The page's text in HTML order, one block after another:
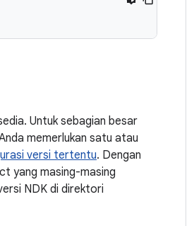
Untuk sebagian besar
memerlukan satu atau
versi tertentu. Dengan
yang masing-masing
NDK di direktori